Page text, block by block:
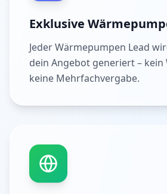
Exklusive
Jeder Wärmepumpen Lead
dein Angebot generiert –
keine Mehrfachvergabe.